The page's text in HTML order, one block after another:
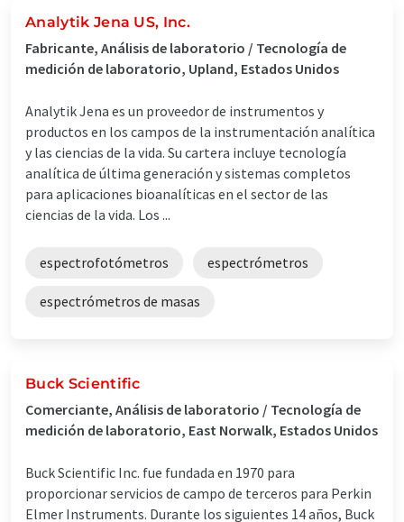
Analytik Jena US, Inc.
Fabricante, Análisis de laboratorio / Tecnología de
medición de laboratorio, Upland, Estados Unidos
Analytik Jena es un proveedor de instrumentos y
productos en los campos de la instrumentación analítica
y las ciencias de la vida. Su cartera incluye tecnología
analítica de última generación y sistemas completos
para aplicaciones bioanalíticas en el sector de las
ciencias de la vida. Los ...
espectrofotómetros espectrómetros
espectrómetros de masas
Buck Scientific
Comerciante, Análisis de laboratorio / Tecnología de
medición de laboratorio, East Norwalk, Estados Unidos
Buck Scientific Inc. fue fundada en 1970 para
proporcionar servicios de campo de terceros para Perkin
Elmer Instruments. Durante los siguientes 14 años, Buck